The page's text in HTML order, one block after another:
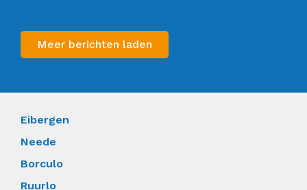
Meer berichten laden
Eibergen
Neede
Borculo
Ruurlo